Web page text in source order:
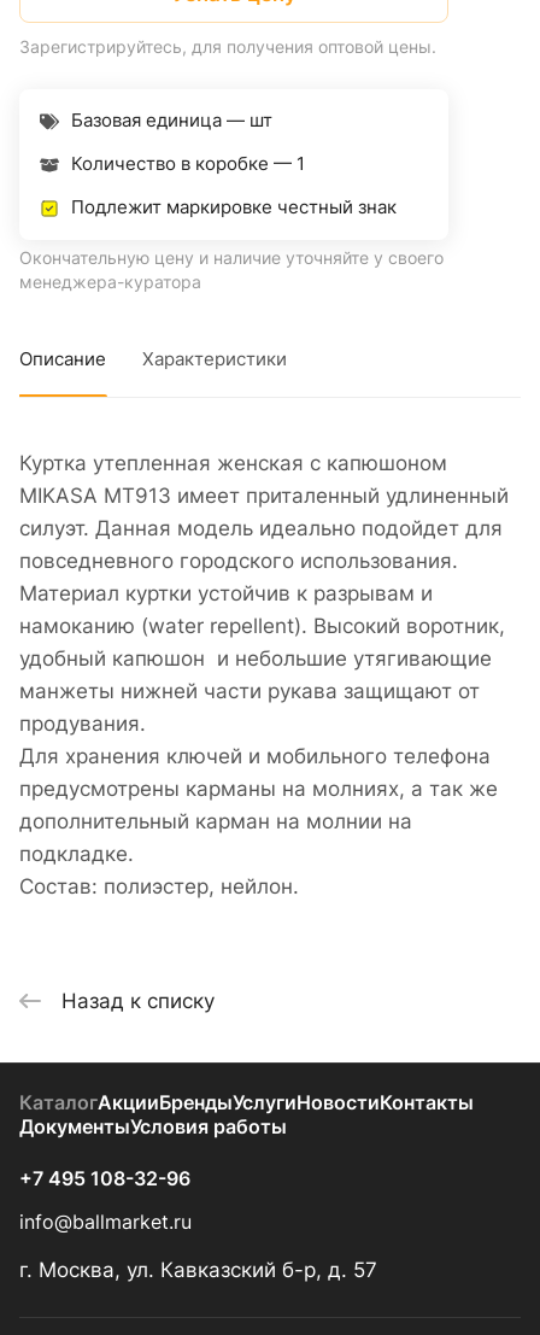
Зарегистрируйтесь, для получения оптовой цены.
Базовая единица — шт
Количество в коробке — 1
Подлежит маркировке честный знак
Окончательную цену и наличие уточняйте у своего
менеджера-куратора
Описание Характеристики
Куртка утепленная женская с капюшоном
MIKASA MT913 имеет приталенный удлиненный
силуэт. Данная модель идеально подойдет для
повседневного городского использования.
Материал куртки устойчив к разрывам и
намоканию (water repellent). Высокий воротник,
удобный капюшон и небольшие утягивающие
манжеты нижней части рукава защищают от
продувания.
Для хранения ключей и мобильного телефона
предусмотрены карманы на молниях, а так же
дополнительный карман на молнии на
подкладке.
Состав: полиэстер, нейлон.
Назад к списку
КаталогАкцииБрендыУслугиНовостиКонтакты
ДокументыУсловия работы
+7 495 108-32-96
info@ballmarket.ru
г. Москва, ул. Кавказский б-р, д. 57